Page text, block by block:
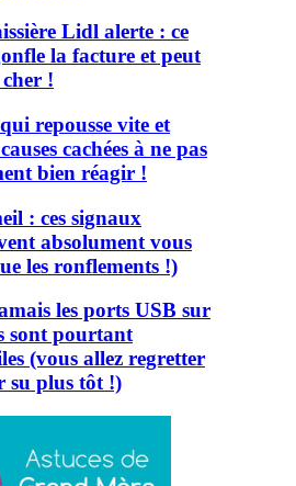
Lidl alerte : ce
la facture et peut
!
repousse vite et
cachées à ne pas
bien réagir !
: ces signaux
absolument vous
les ronflements !)
les ports USB sur
sont pourtant
(vous allez regretter
su plus tôt !)